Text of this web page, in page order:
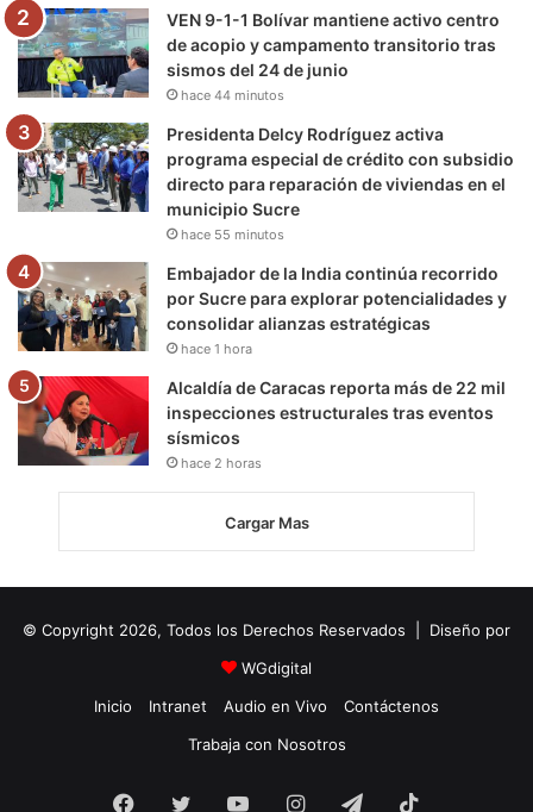
VEN 9-1-1 Bolívar mantiene activo centro
de acopio y campamento transitorio tras
sismos del 24 de junio
hace 44 minutos
Presidenta Delcy Rodríguez activa
programa especial de crédito con subsidio
directo para reparación de viviendas en el
municipio Sucre
hace 55 minutos
Embajador de la India continúa recorrido
por Sucre para explorar potencialidades y
consolidar alianzas estratégicas
hace 1 hora
Alcaldía de Caracas reporta más de 22 mil
inspecciones estructurales tras eventos
sísmicos
hace 2 horas
Cargar Mas
© Copyright 2026, Todos los Derechos Reservados | Diseño por
WGdigital
Inicio
Intranet Audio en Vivo
Contáctenos
Trabaja con Nosotros
Facebook
Twitter YouTubeInstagramTelegram